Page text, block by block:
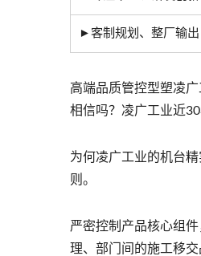
►客制规划、整厂输出
高端品质管控型塑凌广
相信吗？凌广工业近
为何凌广工业的机台
则。
严密控制产品核心组
理、部门间的施工移